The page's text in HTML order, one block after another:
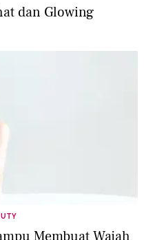
dan Glowing
Membuat Wajah